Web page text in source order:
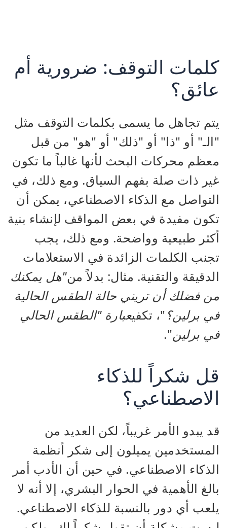
كلمات التوقف: ضرورية أم
عائق؟
يتم تجاهل ما يسمى بكلمات التوقف مثل
"الـ" أو "ذا" أو "ذلك" أو "هو" من قبل
معظم محركات البحث لأنها غالباً ما تكون
غير ذات صلة بفهم السياق. ومع ذلك، في
التواصل مع الذكاء الاصطناعي، يمكن أن
تكون مفيدة في بعض المواقف لإنشاء بنية
أكثر طبيعية وواضحة. ومع ذلك، يجب
تجنب الكلمات الزائدة في الاستعلامات
الدقيقة والتقنية. مثال: بدلاً من"هل يمكنك
من فضلك أن تريني حالة الطقس الحالية
في برلين؟ "، تكفيعبارة "الطقس الحالي
في برلين".
قل شكراً للذكاء
الاصطناعي؟
قد يبدو الأمر غريباً، لكن العديد من
المستخدمين يميلون إلى شكر أنظمة
الذكاء الاصطناعي. في حين أن الأدب أمر
بالغ الأهمية في الحوار البشري، إلا أنه لا
يلعب أي دور بالنسبة للذكاء الاصطناعي.